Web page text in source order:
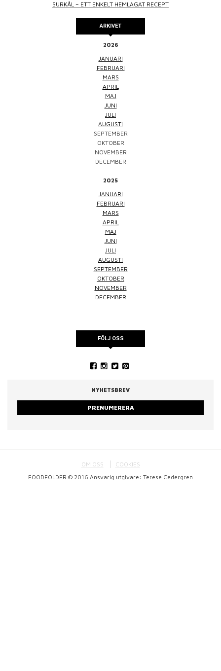
SURKÅL – ETT ENKELT HEMLAGAT RECEPT
ARKIVET
2026
JANUARI
FEBRUARI
MARS
APRIL
MAJ
JUNI
JULI
AUGUSTI
SEPTEMBER
OKTOBER
NOVEMBER
DECEMBER
2025
JANUARI
FEBRUARI
MARS
APRIL
MAJ
JUNI
JULI
AUGUSTI
SEPTEMBER
OKTOBER
NOVEMBER
DECEMBER
FÖLJ OSS
NYHETSBREV
PRENUMERERA
OM OSS
COOKIES
FOODFOLDER © 2016 Ansvarig utgivare: Terese Cedergren